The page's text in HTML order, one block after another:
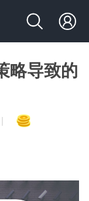
略导致的